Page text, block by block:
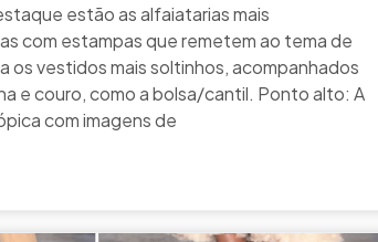
estão as alfaiatarias mais
com estampas que remetem ao tema de
os vestidos mais soltinhos, acompanhados
e couro, como a bolsa/cantil. Ponto alto: A
com imagens de